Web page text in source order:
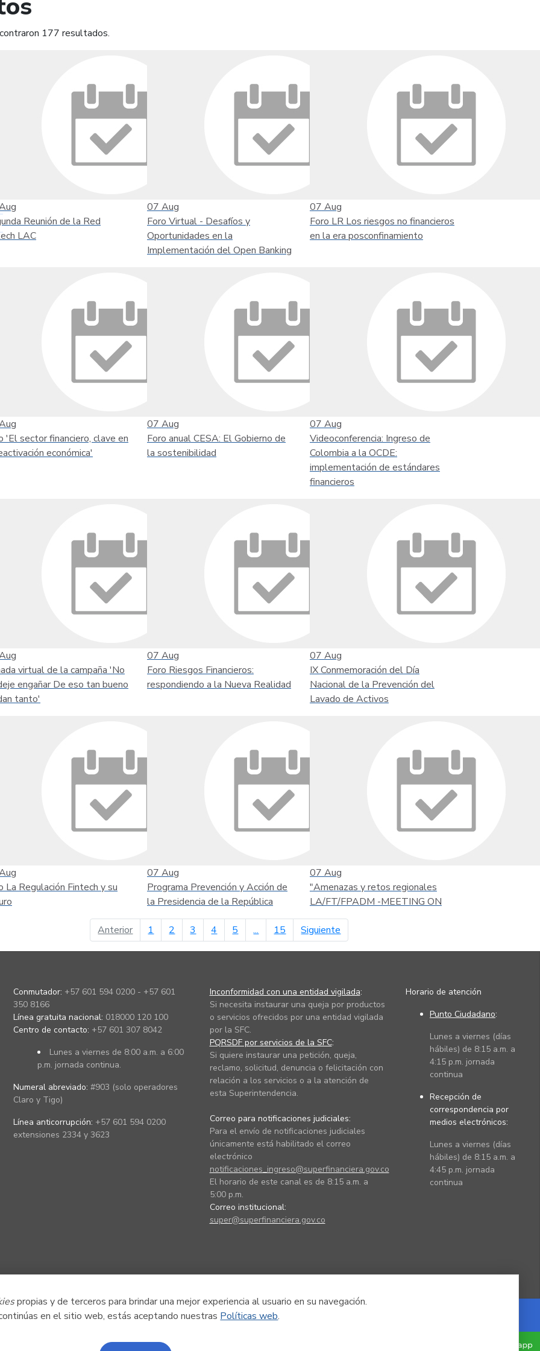
propias y de terceros para brindar una mejor experiencia al usuario en su navegación.
en el sitio web, estás aceptando nuestras Políticas web.
177 resultados.
Reunión de la Red
LAC
07 Aug
Foro Virtual - Desafíos y
Oportunidades en la
Implementación del Open Banking
07 Aug
Foro LR Los riesgos no financieros
en la era posconfinamiento
'El sector financiero, clave en
económica'
07 Aug
Foro anual CESA: El Gobierno de
la sostenibilidad
07 Aug
Videoconferencia: Ingreso de
Colombia a la OCDE:
implementación de estándares
financieros
virtual de la campaña 'No
engañar De eso tan bueno
tanto'
07 Aug
Foro Riesgos Financieros:
respondiendo a la Nueva Realidad
07 Aug
IX Conmemoración del Día
Nacional de la Prevención del
Lavado de Activos
La Regulación Fintech y su
07 Aug
Programa Prevención y Acción de
la Presidencia de la República
07 Aug
"Amenazas y retos regionales
LA/FT/FPADM -MEETING ON
Anteriorpágina anterior
1 2 3 4 5 ... 15 Siguiente
Conmutador: +57 601 594 0200 - +57 601
350 8166
Línea gratuita nacional: 018000 120 100
Centro de contacto: +57 601 307 8042
Lunes a viernes de 8:00 a.m. a 6:00
p.m. jornada continua.
Numeral abreviado: #903 (solo operadores
Claro y Tigo)
Línea anticorrupción: +57 601 594 0200
extensiones 2334 y 3623
Inconformidad con una entidad vigilada:
Si necesita instaurar una queja por productos
o servicios ofrecidos por una entidad vigilada
por la SFC.
PQRSDF por servicios de la SFC:
Si quiere instaurar una petición, queja,
reclamo, solicitud, denuncia o felicitación con
relación a los servicios o a la atención de
esta Superintendencia.
Correo para notificaciones judiciales:
Para el envío de notificaciones judiciales
únicamente está habilitado el correo
electrónico
notificaciones_ingreso@superfinanciera.gov.co
El horario de este canal es de 8:15 a.m. a
5:00 p.m.
Correo institucional:
super@superfinanciera.gov.co
Horario de atención
Punto Ciudadano:
Lunes a viernes (días
hábiles) de 8:15 a.m. a
4:15 p.m. jornada
continua
Recepción de
correspondencia por
medios electrónicos:
Lunes a viernes (días
hábiles) de 8:15 a.m. a
4:45 p.m. jornada
continua
Powered by Nexura